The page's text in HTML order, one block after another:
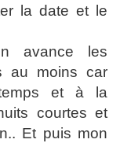
la date et le
avance les
au moins car
et à la
courtes et
Et puis mon